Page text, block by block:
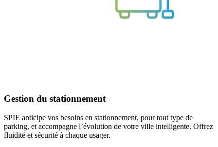
Gestion du stationnement
SPIE anticipe vos besoins en stationnement, pour tout type de
parking, et accompagne l’évolution de votre ville intelligente. Offrez
fluidité et sécurité à chaque usager.